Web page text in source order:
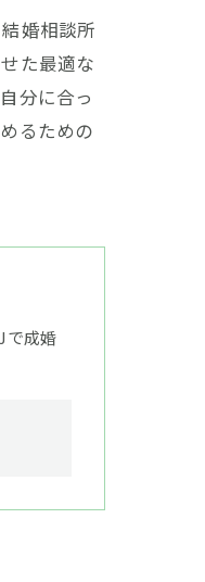
婚相談所
た最適な
分に合っ
るための
で成婚